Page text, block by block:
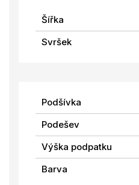
Šířka
Svršek
Podšívka
Podešev
Výška podpatku
Barva